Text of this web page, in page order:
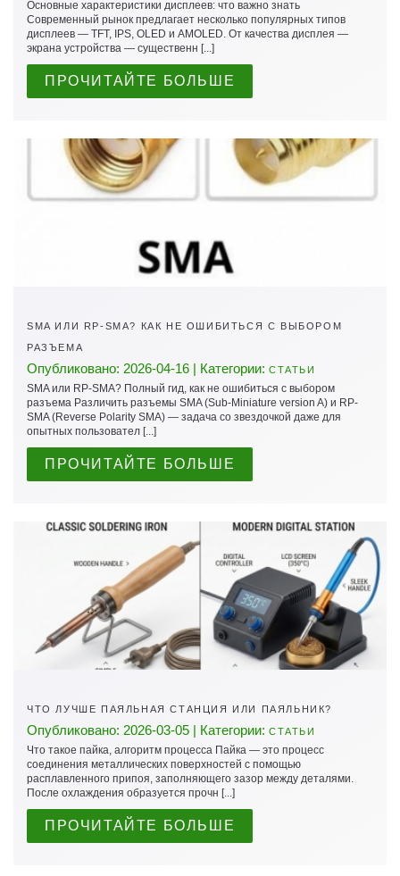
Основные характеристики дисплеев: что важно знать
Современный рынок предлагает несколько популярных типов
дисплеев — TFT, IPS, OLED и AMOLED. От качества дисплея —
экрана устройства — существенн [...]
ПРОЧИТАЙТЕ БОЛЬШЕ
SMA ИЛИ RP-SMA? КАК НЕ ОШИБИТЬСЯ С ВЫБОРОМ
РАЗЪЕМА
Опубликовано: 2026-04-16 | Категории: СТАТЬИ
SMA или RP-SMA? Полный гид, как не ошибиться с выбором
разъема Различить разъемы SMA (Sub-Miniature version A) и RP-
SMA (Reverse Polarity SMA) — задача со звездочкой даже для
опытных пользовател [...]
ПРОЧИТАЙТЕ БОЛЬШЕ
ЧТО ЛУЧШЕ ПАЯЛЬНАЯ СТАНЦИЯ ИЛИ ПАЯЛЬНИК?
Опубликовано: 2026-03-05 | Категории: СТАТЬИ
Что такое пайка, алгоритм процесса Пайка — это процесс
соединения металлических поверхностей с помощью
расплавленного припоя, заполняющего зазор между деталями.
После охлаждения образуется прочн [...]
ПРОЧИТАЙТЕ БОЛЬШЕ